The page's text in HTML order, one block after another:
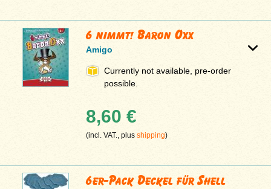
6 nimmt! Baron Oxx
Amigo
Currently not available, pre-order
possible.
8,60 €
(incl. VAT., plusshipping)
6er-Pack Deckel für Shell